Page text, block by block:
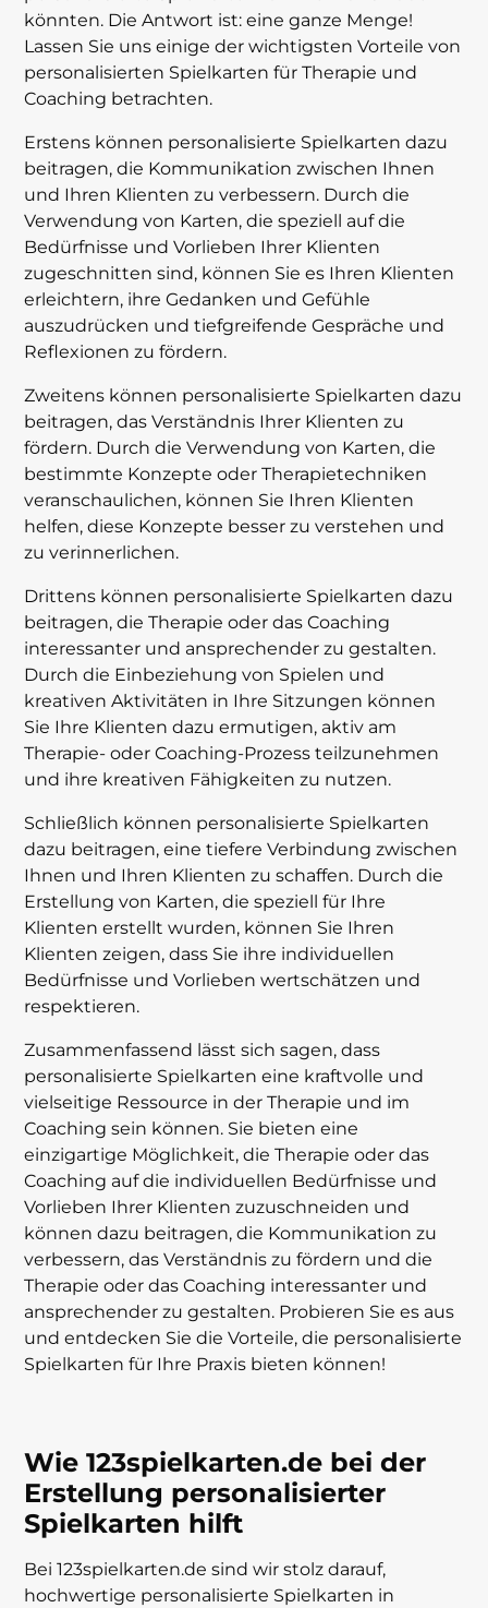
könnten. Die Antwort ist: eine ganze Menge!
Lassen Sie uns einige der wichtigsten Vorteile von
personalisierten Spielkarten für Therapie und
Coaching betrachten.
Erstens können personalisierte Spielkarten dazu
beitragen, die Kommunikation zwischen Ihnen
und Ihren Klienten zu verbessern. Durch die
Verwendung von Karten, die speziell auf die
Bedürfnisse und Vorlieben Ihrer Klienten
zugeschnitten sind, können Sie es Ihren Klienten
erleichtern, ihre Gedanken und Gefühle
auszudrücken und tiefgreifende Gespräche und
Reflexionen zu fördern.
Zweitens können personalisierte Spielkarten dazu
beitragen, das Verständnis Ihrer Klienten zu
fördern. Durch die Verwendung von Karten, die
bestimmte Konzepte oder Therapietechniken
veranschaulichen, können Sie Ihren Klienten
helfen, diese Konzepte besser zu verstehen und
zu verinnerlichen.
Drittens können personalisierte Spielkarten dazu
beitragen, die Therapie oder das Coaching
interessanter und ansprechender zu gestalten.
Durch die Einbeziehung von Spielen und
kreativen Aktivitäten in Ihre Sitzungen können
Sie Ihre Klienten dazu ermutigen, aktiv am
Therapie- oder Coaching-Prozess teilzunehmen
und ihre kreativen Fähigkeiten zu nutzen.
Schließlich können personalisierte Spielkarten
dazu beitragen, eine tiefere Verbindung zwischen
Ihnen und Ihren Klienten zu schaffen. Durch die
Erstellung von Karten, die speziell für Ihre
Klienten erstellt wurden, können Sie Ihren
Klienten zeigen, dass Sie ihre individuellen
Bedürfnisse und Vorlieben wertschätzen und
respektieren.
Zusammenfassend lässt sich sagen, dass
personalisierte Spielkarten eine kraftvolle und
vielseitige Ressource in der Therapie und im
Coaching sein können. Sie bieten eine
einzigartige Möglichkeit, die Therapie oder das
Coaching auf die individuellen Bedürfnisse und
Vorlieben Ihrer Klienten zuzuschneiden und
können dazu beitragen, die Kommunikation zu
verbessern, das Verständnis zu fördern und die
Therapie oder das Coaching interessanter und
ansprechender zu gestalten. Probieren Sie es aus
und entdecken Sie die Vorteile, die personalisierte
Spielkarten für Ihre Praxis bieten können!
Wie 123spielkarten.de bei der
Erstellung personalisierter
Spielkarten hilft
Bei 123spielkarten.de sind wir stolz darauf,
hochwertige personalisierte Spielkarten in